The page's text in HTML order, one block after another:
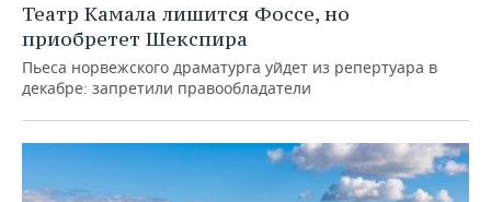
Театр Камала лишится Фоссе, но
приобретет Шекспира
Пьеса норвежского драматурга уйдет из репертуара в
декабре: запретили правообладатели